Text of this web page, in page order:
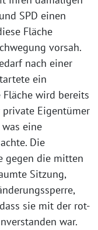
SPD einen
Fläche
vorsah.
nach einer
ein
wird bereits
Eigentümer
eine
Die
gegen die mitten
Sitzung,
sie mit der rot-
war.